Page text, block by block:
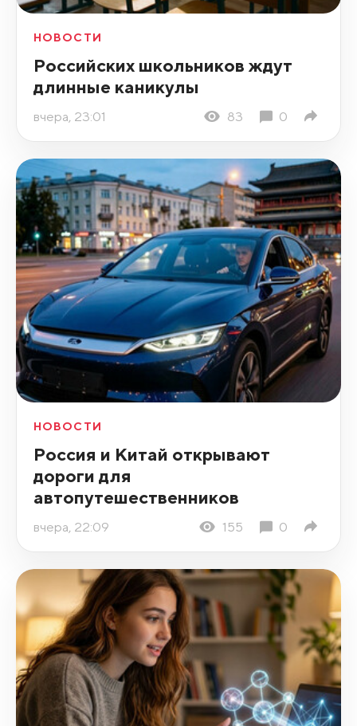
НОВОСТИ
Российских школьников ждут
длинные каникулы
вчера, 23:01 83 0
НОВОСТИ
Россия и Китай открывают
дороги для
автопутешественников
вчера, 22:09 155 0